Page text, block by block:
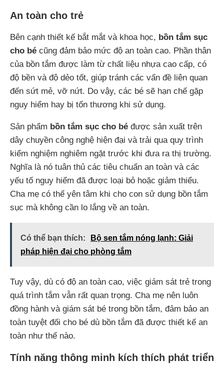
An toàn cho trẻ
Bên cạnh thiết kế bắt mắt và khoa học, bồn tắm sục
cho bé cũng đảm bảo mức độ an toàn cao. Phần thân
của bồn tắm được làm từ chất liệu nhựa cao cấp, có
độ bền và độ dẻo tốt, giúp tránh các vấn đề liên quan
đến sứt mẻ, vỡ nứt. Do vậy, các bé sẽ hạn chế gặp
nguy hiểm hay bị tổn thương khi sử dụng.
Sản phẩm bồn tắm sục cho bé được sản xuất trên
dây chuyền công nghệ hiện đại và trải qua quy trình
kiểm nghiệm nghiêm ngặt trước khi đưa ra thị trường.
Nghĩa là nó tuân thủ các tiêu chuẩn an toàn và các
yếu tố nguy hiểm đã được loại bỏ hoặc giảm thiểu.
Cha mẹ có thể yên tâm khi cho con sử dụng bồn tắm
sục mà không cần lo lắng về an toàn.
Có thể bạn thích:
Bộ sen tắm nóng lạnh: Giải
pháp hiện đại cho phòng tắm
Tuy vậy, dù có độ an toàn cao, việc giám sát trẻ trong
quá trình tắm vẫn rất quan trọng. Cha mẹ nên luôn
đồng hành và giám sát bé trong bồn tắm, đảm bảo an
toàn tuyệt đối cho bé dù bồn tắm đã được thiết kế an
toàn như thế nào.
Tính năng thông minh kích thích phát triển